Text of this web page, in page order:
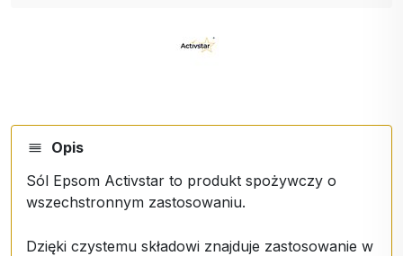
Opis
Sól Epsom Activstar to produkt spożywczy o
wszechstronnym zastosowaniu.
Dzięki czystemu składowi znajduje zastosowanie w